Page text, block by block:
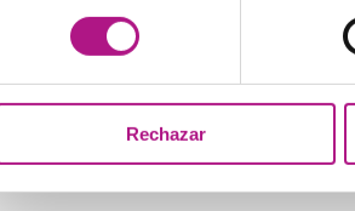
Rechazar
in,onyat
a darle un repaso a tres
hispanohablantes: